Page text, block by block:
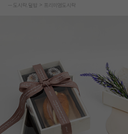
ㅡ 도시락.덮밥 프리미엄도시락